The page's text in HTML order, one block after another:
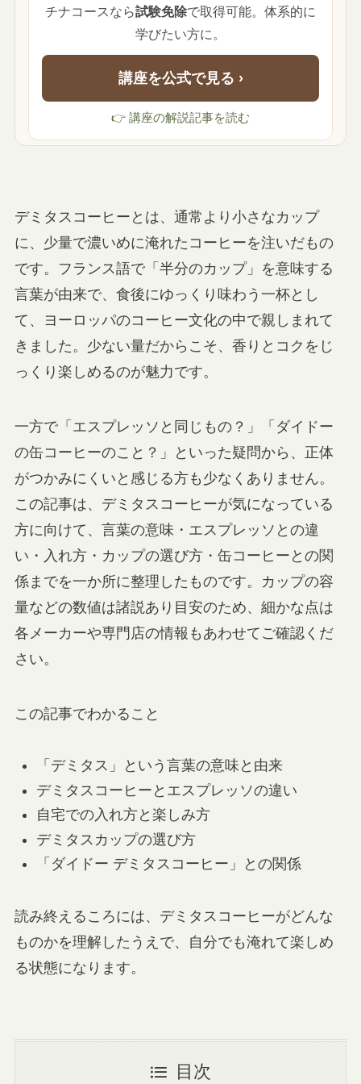
チナコースなら試験免除で取得可能。体系的に
学びたい方に。
講座を公式で見る ›
👉 講座の解説記事を読む
デミタスコーヒーとは、通常より小さなカップ
に、少量で濃いめに淹れたコーヒーを注いだもの
です。フランス語で「半分のカップ」を意味する
言葉が由来で、食後にゆっくり味わう一杯とし
て、ヨーロッパのコーヒー文化の中で親しまれて
きました。少ない量だからこそ、香りとコクをじ
っくり楽しめるのが魅力です。
一方で「エスプレッソと同じもの？」「ダイドー
の缶コーヒーのこと？」といった疑問から、正体
がつかみにくいと感じる方も少なくありません。
この記事は、デミタスコーヒーが気になっている
方に向けて、言葉の意味・エスプレッソとの違
い・入れ方・カップの選び方・缶コーヒーとの関
係までを一か所に整理したものです。カップの容
量などの数値は諸説あり目安のため、細かな点は
各メーカーや専門店の情報もあわせてご確認くだ
さい。
この記事でわかること
「デミタス」という言葉の意味と由来
デミタスコーヒーとエスプレッソの違い
自宅での入れ方と楽しみ方
デミタスカップの選び方
「ダイドー デミタスコーヒー」との関係
読み終えるころには、デミタスコーヒーがどんな
ものかを理解したうえで、自分でも淹れて楽しめ
る状態になります。
目次